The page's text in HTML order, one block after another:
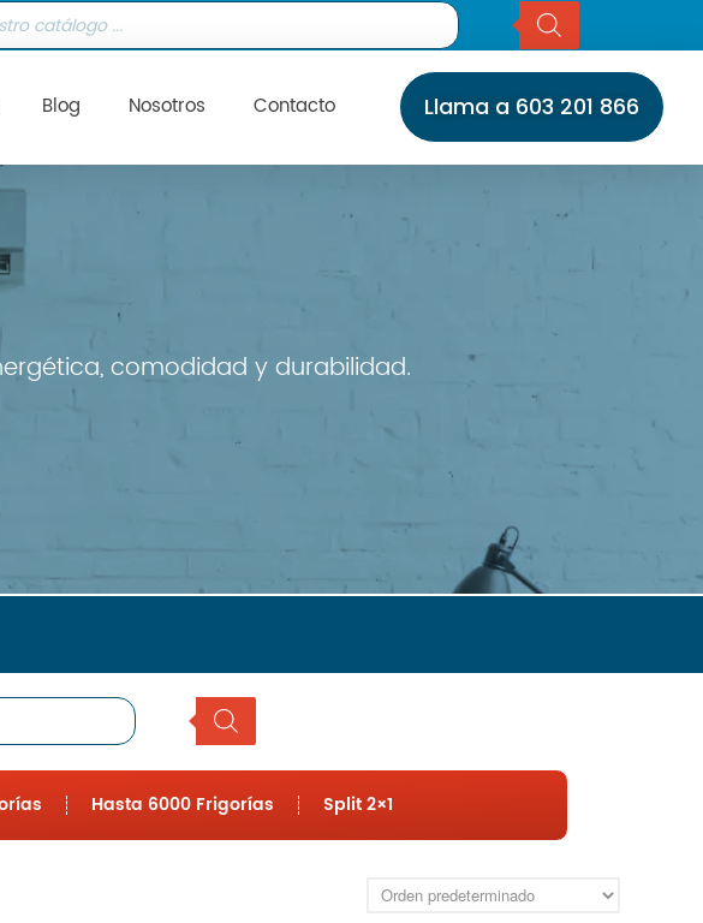
Inicio
Servicios
Instalaciones
Servicio Técnico
Daitsu
Gree
Hisense
LG
Samsung
Hasta 3000
Tipo
Blog Nosotros Contacto Llama a 603 201 866
comodidad y durabilidad.
Hasta 6000 Frigorías Split 2×1